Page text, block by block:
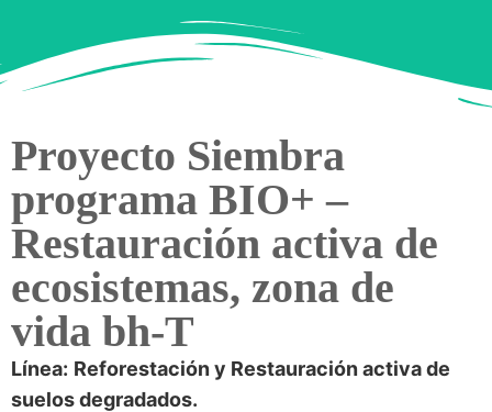
Proyecto Siembra
programa BIO+ –
Restauración activa de
ecosistemas, zona de
vida bh-T
Línea: Reforestación y Restauración activa de
suelos degradados.